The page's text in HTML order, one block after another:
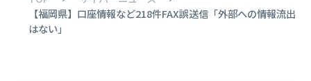
【福岡県】口座情報など218件FAX誤送信「外部への情報流出
はない」